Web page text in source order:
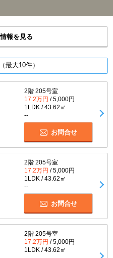
報を見る
最大10件）
2階 205号室
17.2万円 / 5,000円
1LDK / 43.62㎡
--
お問合せ
2階 205号室
17.2万円 / 5,000円
1LDK / 43.62㎡
--
お問合せ
2階 205号室
17.2万円 / 5,000円
1LDK / 43.62㎡